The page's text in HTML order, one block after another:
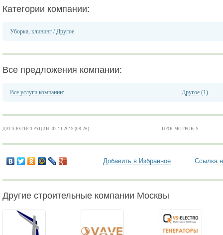
Категории компании:
Уборка, клининг /Другое
Все предложения компании:
Все услуги компании: Другое (1)
ДАТА РЕГИСТРАЦИИ: 02.11.2019 (08:26) ПРОСМОТРОВ: 9
Добавить в Избранное Ссылка
Другие строительные компании Москвы